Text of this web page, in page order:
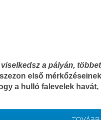
a pályán,
első
a hulló falevelek